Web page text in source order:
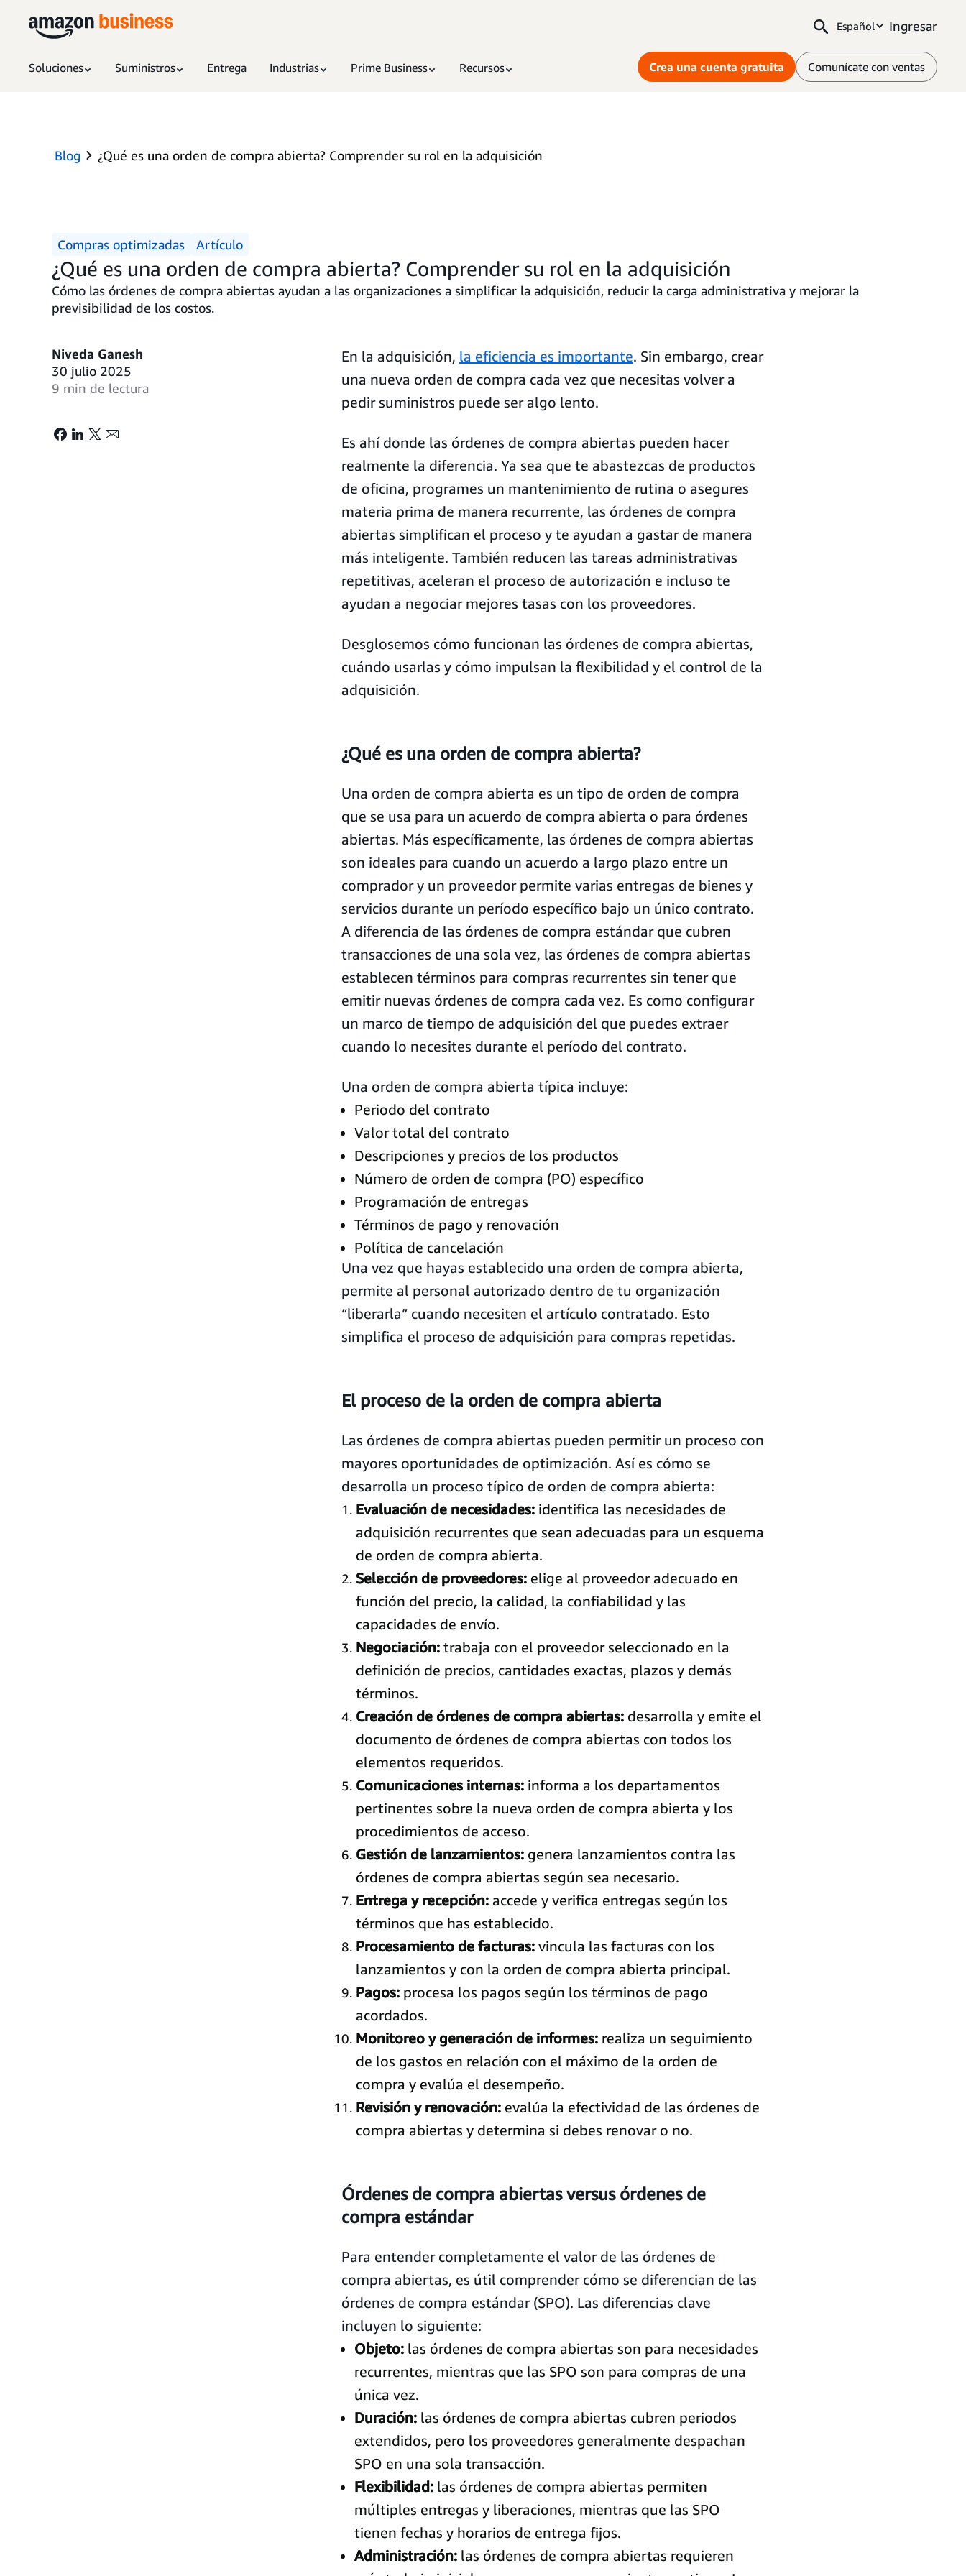
Español Ingresar
Soluciones Suministros Entrega Industrias Prime Business Recursos Crea una cuenta gratuita Comunícate con ventas
Blog ¿Qué es una orden de compra abierta? Comprender su rol en la adquisición
Compras optimizadas Artículo
¿Qué es una orden de compra abierta? Comprender su rol en la adquisición
Cómo las órdenes de compra abiertas ayudan a las organizaciones a simplificar la adquisición, reducir la carga administrativa y mejorar la
previsibilidad de los costos.
Niveda Ganesh
30 julio 2025
9 min de lectura
En la adquisición, la eficiencia es importante. Sin embargo, crear
una nueva orden de compra cada vez que necesitas volver a
pedir suministros puede ser algo lento.
Es ahí donde las órdenes de compra abiertas pueden hacer
realmente la diferencia. Ya sea que te abastezcas de productos
de oficina, programes un mantenimiento de rutina o asegures
materia prima de manera recurrente, las órdenes de compra
abiertas simplifican el proceso y te ayudan a gastar de manera
más inteligente. También reducen las tareas administrativas
repetitivas, aceleran el proceso de autorización e incluso te
ayudan a negociar mejores tasas con los proveedores.
Desglosemos cómo funcionan las órdenes de compra abiertas,
cuándo usarlas y cómo impulsan la flexibilidad y el control de la
adquisición.
¿Qué es una orden de compra abierta?
Una orden de compra abierta es un tipo de orden de compra
que se usa para un acuerdo de compra abierta o para órdenes
abiertas. Más específicamente, las órdenes de compra abiertas
son ideales para cuando un acuerdo a largo plazo entre un
comprador y un proveedor permite varias entregas de bienes y
servicios durante un período específico bajo un único contrato.
A diferencia de las órdenes de compra estándar que cubren
transacciones de una sola vez, las órdenes de compra abiertas
establecen términos para compras recurrentes sin tener que
emitir nuevas órdenes de compra cada vez. Es como configurar
un marco de tiempo de adquisición del que puedes extraer
cuando lo necesites durante el período del contrato.
Una orden de compra abierta típica incluye:
Periodo del contrato
Valor total del contrato
Descripciones y precios de los productos
Número de orden de compra (PO) específico
Programación de entregas
Términos de pago y renovación
Política de cancelación
Una vez que hayas establecido una orden de compra abierta,
permite al personal autorizado dentro de tu organización
“liberarla” cuando necesiten el artículo contratado. Esto
simplifica el proceso de adquisición para compras repetidas.
El proceso de la orden de compra abierta
Las órdenes de compra abiertas pueden permitir un proceso con
mayores oportunidades de optimización. Así es cómo se
desarrolla un proceso típico de orden de compra abierta:
Evaluación de necesidades:identifica las necesidades de
adquisición recurrentes que sean adecuadas para un esquema
de orden de compra abierta.
Selección de proveedores:elige al proveedor adecuado en
función del precio, la calidad, la confiabilidad y las
capacidades de envío.
Negociación: trabaja con el proveedor seleccionado en la
definición de precios, cantidades exactas, plazos y demás
términos.
Creación de órdenes de compra abiertas:desarrolla y emite el
documento de órdenes de compra abiertas con todos los
elementos requeridos.
Comunicaciones internas:informa a los departamentos
pertinentes sobre la nueva orden de compra abierta y los
procedimientos de acceso.
Gestión de lanzamientos:genera lanzamientos contra las
órdenes de compra abiertas según sea necesario.
Entrega y recepción:accede y verifica entregas según los
términos que has establecido.
Procesamiento de facturas:vincula las facturas con los
lanzamientos y con la orden de compra abierta principal.
Pagos:procesa los pagos según los términos de pago
acordados.
Monitoreo y generación de informes:realiza un seguimiento
de los gastos en relación con el máximo de la orden de
compra y evalúa el desempeño.
Revisión y renovación:evalúa la efectividad de las órdenes de
compra abiertas y determina si debes renovar o no.
Órdenes de compra abiertas versus órdenes de
compra estándar
Para entender completamente el valor de las órdenes de
compra abiertas, es útil comprender cómo se diferencian de las
órdenes de compra estándar (SPO). Las diferencias clave
incluyen lo siguiente:
Objeto:las órdenes de compra abiertas son para necesidades
recurrentes, mientras que las SPO son para compras de una
única vez.
Duración:las órdenes de compra abiertas cubren periodos
extendidos, pero los proveedores generalmente despachan
SPO en una sola transacción.
Flexibilidad:las órdenes de compra abiertas permiten
múltiples entregas y liberaciones, mientras que las SPO
tienen fechas y horarios de entrega fijos.
Administración:las órdenes de compra abiertas requieren